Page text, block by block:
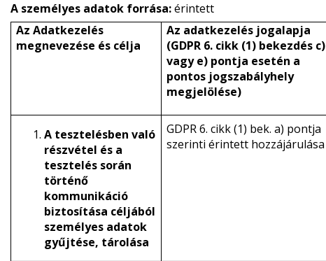
A személyes adatok forrása:érintett
Az Adatkezelés
megnevezése és célja
Az adatkezelés jogalapja
(GDPR 6. cikk (1) bekezdés c)
vagy e) pontja esetén a
pontos jogszabályhely
megjelölése)
A tesztelésben való
részvétel és a
tesztelés során
történő
kommunikáció
biztosítása céljából
személyes adatok
gyűjtése, tárolása
GDPR 6. cikk (1) bek. a) pontja
szerinti érintett hozzájárulása